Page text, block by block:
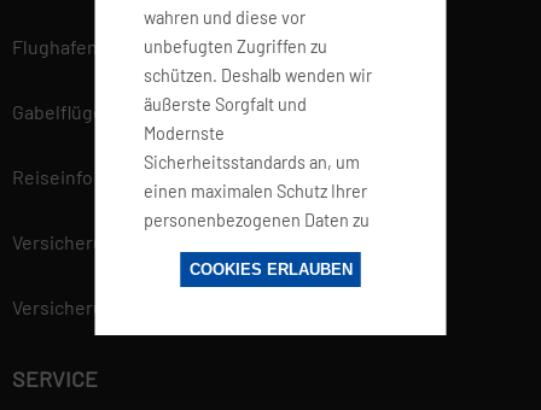
wahren und diese vor
unbefugten Zugriffen zu
schützen. Deshalb wenden wir
äußerste Sorgfalt und
Modernste
Sicherheitsstandards an, um
einen maximalen Schutz Ihrer
personenbezogenen Daten zu
gewährleisten. Mehr
Informationen findest du in
Datenschutzerklärung.
COOKIES ERLAUBEN
Flughafen Informationen
Gabelflüge
Reiseinfo
Versicherung
Versicherungsvertrag widerrufen
SERVICE